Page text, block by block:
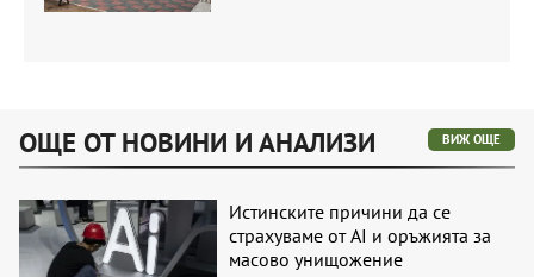
ОЩЕ ОТ НОВИНИ И АНАЛИЗИ ВИЖ ОЩЕ
Истинските причини да се
страхуваме от AI и оръжията за
масово унищожение